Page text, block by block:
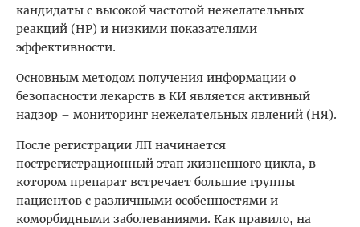
кандидаты с высокой частотой нежелательных
реакций (НР) и низкими показателями
эффективности.
Основным методом получения информации о
безопасности лекарств в КИ является активный
надзор – мониторинг нежелательных явлений (НЯ).
После регистрации ЛП начинается
пострегистрационный этап жизненного цикла, в
котором препарат встречает большие группы
пациентов с различными особенностями и
коморбидными заболеваниями. Как правило, на